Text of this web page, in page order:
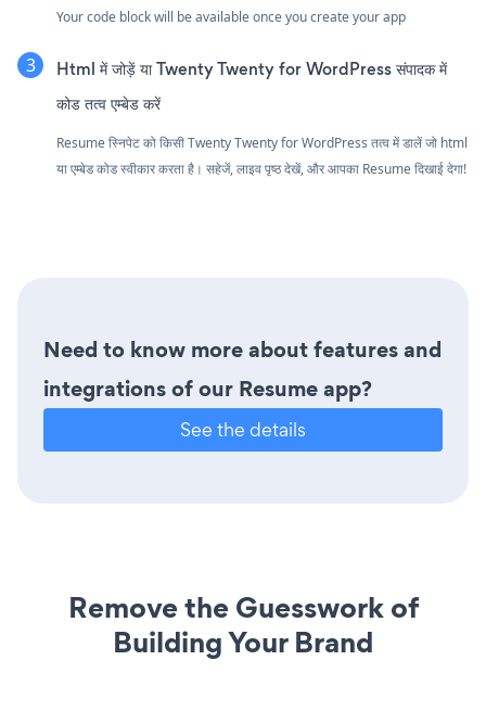
Your code block will be available once you create your app
Html में जोड़ें या Twenty Twenty for WordPress संपादक में
कोड तत्व एम्बेड करें
Resume स्निपेट को किसी Twenty Twenty for WordPress तत्व में डालें जो html
या एम्बेड कोड स्वीकार करता है। सहेजें, लाइव पृष्ठ देखें, और आपका Resume दिखाई देगा!
Need to know more about features and
integrations of our Resume app?
See the details
Remove the Guesswork of
Building Your Brand